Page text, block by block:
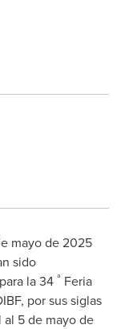
mayo de 2025
sido
la 34 ª Feria
por sus siglas
5 de mayo de